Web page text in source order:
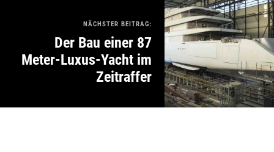
NÄCHSTER BEITRAG:
Der Bau einer 87
Meter-Luxus-Yacht im
Zeitraffer